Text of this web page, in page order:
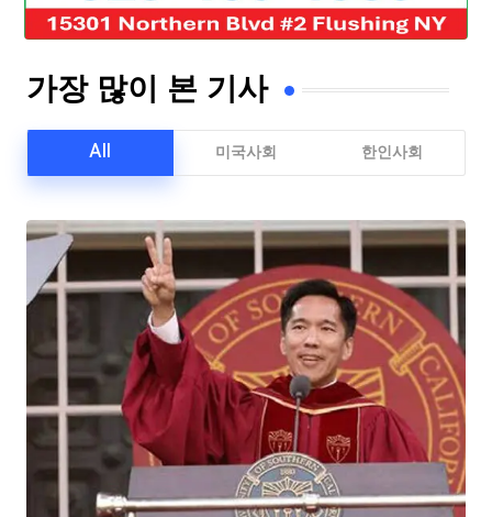
가장 많이 본 기사
All 미국사회 한인사회